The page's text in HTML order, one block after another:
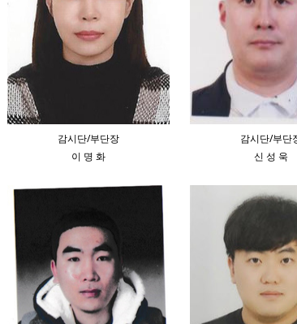
감시단/부단장
감시단/부단
이 명 화 신 성 욱